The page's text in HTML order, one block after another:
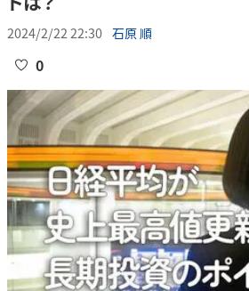
2024/2/22 22:30 石原 順
0